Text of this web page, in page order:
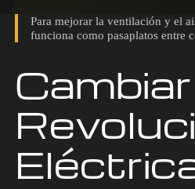
Para mejorar la ventilación y el
funciona como pasaplatos entre